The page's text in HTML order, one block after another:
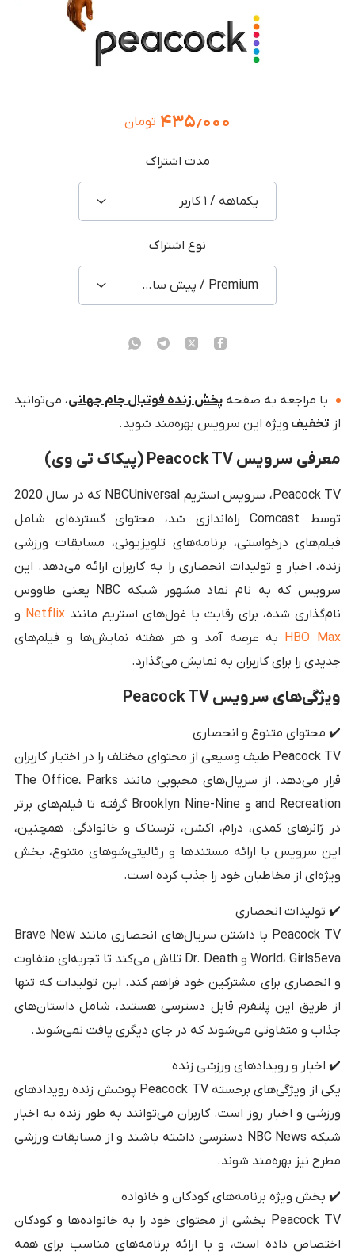
۴۳۵٫۰۰۰ تومان
مدت اشتراک
یکماهه / ۱ کاربر
نوع اشتراک
Premium / پیش ساخته
با مراجعه به صفحه پخش زنده فوتبال جام جهانی، می‌توانید
از تخفیف ویژه این سرویس بهره‌مند شوید.
معرفی سرویس Peacock TV (پیکاک تی وی)
Peacock TV، سرویس استریم NBCUniversal که در سال 2020
توسط Comcast راه‌اندازی شد، محتوای گسترده‌ای شامل
فیلم‌های درخواستی، برنامه‌های تلویزیونی، مسابقات ورزشی
زنده، اخبار و تولیدات انحصاری را به کاربران ارائه می‌دهد. این
سرویس که به نام نماد مشهور شبکه NBC یعنی طاووس
نام‌گذاری شده، برای رقابت با غول‌های استریم مانندNetflix و
HBO Max به عرصه آمد و هر هفته نمایش‌ها و فیلم‌های
جدیدی را برای کاربران به نمایش می‌گذارد.
ویژگی‌های سرویس Peacock TV
✔️ محتوای متنوع و انحصاری
Peacock TV طیف وسیعی از محتوای مختلف را در اختیار کاربران
قرار می‌دهد. از سریال‌های محبوبی مانند The Office، Parks
and Recreation و Brooklyn Nine-Nine گرفته تا فیلم‌های برتر
در ژانرهای کمدی، درام، اکشن، ترسناک و خانوادگی. همچنین،
این سرویس با ارائه مستندها و رئالیتی‌شوهای متنوع، بخش
ویژه‌ای از مخاطبان خود را جذب کرده است.
✔️ تولیدات انحصاری
Peacock TV با داشتن سریال‌های انحصاری مانند Brave New
World، Girls5eva و Dr. Death تلاش می‌کند تا تجربه‌ای متفاوت
و انحصاری برای مشترکین خود فراهم کند. این تولیدات که تنها
از طریق این پلتفرم قابل دسترسی هستند، شامل داستان‌های
جذاب و متفاوتی می‌شوند که در جای دیگری یافت نمی‌شوند.
✔️ اخبار و رویدادهای ورزشی زنده
یکی از ویژگی‌های برجسته Peacock TV پوشش زنده رویدادهای
ورزشی و اخبار روز است. کاربران می‌توانند به طور زنده به اخبار
شبکه NBC News دسترسی داشته باشند و از مسابقات ورزشی
مطرح نیز بهره‌مند شوند.
✔️ بخش ویژه برنامه‌های کودکان و خانواده
Peacock TV بخشی از محتوای خود را به خانواده‌ها و کودکان
اختصاص داده است، و با ارائه برنامه‌های مناسب برای همه